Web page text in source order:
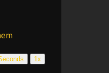
1x